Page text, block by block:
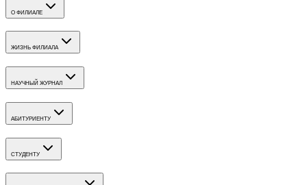
О ФИЛИАЛЕ
ЖИЗНЬ ФИЛИАЛА
НАУЧНЫЙ ЖУРНАЛ
АБИТУРИЕНТУ
СТУДЕНТУ